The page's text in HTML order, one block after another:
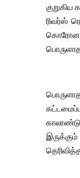
குறுகிய
ரிவர்ஸ்
கொரோனா